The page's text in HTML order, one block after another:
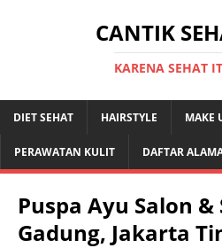
CANTIK
KARENA SEHAT
DIET SEHAT HAIRSTYLE MAKE
PERAWATAN KULIT DAFTAR
Puspa Ayu Salon &
Gadung, Jakarta